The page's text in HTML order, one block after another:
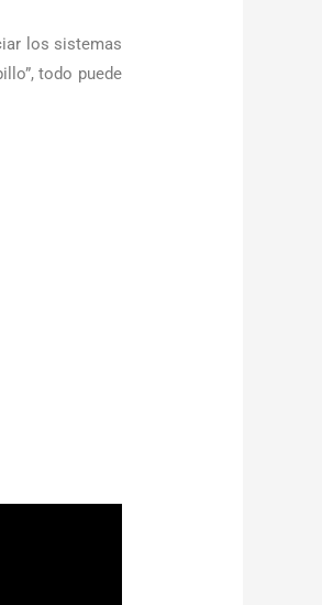
los sistemas
todo puede